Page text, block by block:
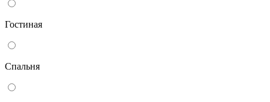
Гостиная
Спальня